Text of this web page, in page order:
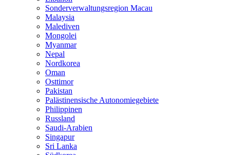
Sonderverwaltungsregion Macau
Malaysia
Malediven
Mongolei
Myanmar
Nepal
Nordkorea
Oman
Osttimor
Pakistan
Palästinensische Autonomiegebiete
Philippinen
Russland
Saudi-Arabien
Singapur
Sri Lanka